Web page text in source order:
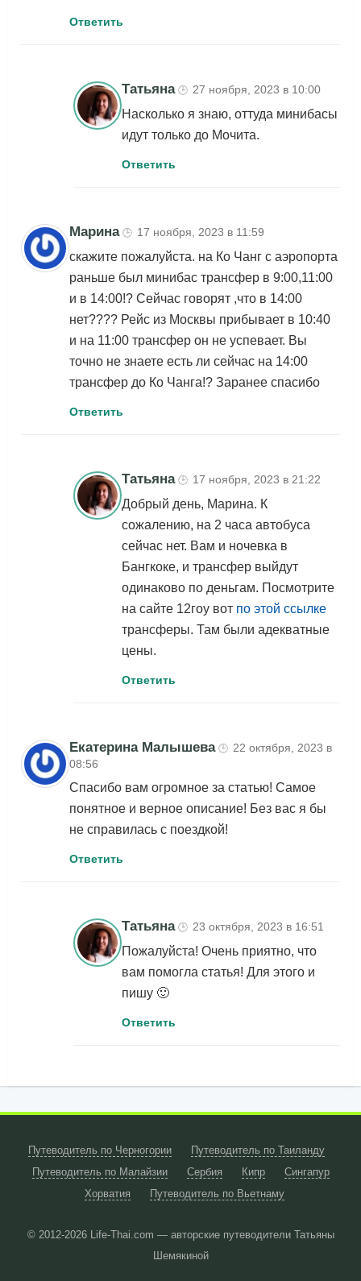
Ответить
Татьяна 🕒 27 ноября, 2023 в 10:00
Насколько я знаю, оттуда минибасы
идут только до Мочита.
Ответить
Марина 🕒 17 ноября, 2023 в 11:59
скажите пожалуйста. на Ко Чанг с аэропорта
раньше был минибас трансфер в 9:00,11:00
и в 14:00!? Сейчас говорят ,что в 14:00
нет???? Рейс из Москвы прибывает в 10:40
и на 11:00 трансфер он не успевает. Вы
точно не знаете есть ли сейчас на 14:00
трансфер до Ко Чанга!? Заранее спасибо
Ответить
Татьяна 🕒 17 ноября, 2023 в 21:22
Добрый день, Марина. К
сожалению, на 2 часа автобуса
сейчас нет. Вам и ночевка в
Бангкоке, и трансфер выйдут
одинаково по деньгам. Посмотрите
на сайте 12гоу вот по этой ссылке
трансферы. Там были адекватные
цены.
Ответить
Екатерина Малышева 🕒 22 октября, 2023 в
08:56
Спасибо вам огромное за статью! Самое
понятное и верное описание! Без вас я бы
не справилась с поездкой!
Ответить
Татьяна 🕒 23 октября, 2023 в 16:51
Пожалуйста! Очень приятно, что
вам помогла статья! Для этого и
пишу 🙂
Ответить
Путеводитель по Черногории
Путеводитель по Таиланду
Путеводитель по Малайзии
Сербия Кипр
Сингапур
Хорватия
Путеводитель по Вьетнаму
© 2012-2026
Life-Thai.com — авторские путеводители Татьяны
Шемякиной